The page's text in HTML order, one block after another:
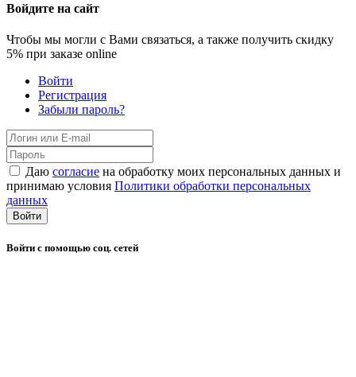
Войдите на сайт
Чтобы мы могли с Вами связаться, а также получить скидку
5% при заказе online
Войти
Регистрация
Забыли пароль?
Даю согласие на обработку моих персональных данных и
принимаю условия Политики обработки персональных
данных
Войти
Войти с помощью соц. сетей